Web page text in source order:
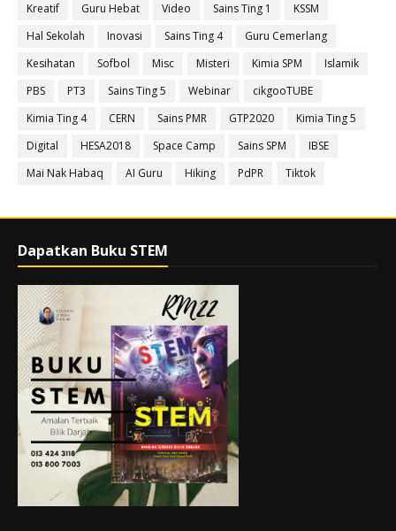
Kreatif
Guru Hebat Video Sains Ting 1
KSSM
Hal Sekolah
Inovasi Sains Ting 4
Guru Cemerlang
Kesihatan
Sofbol Misc Misteri Kimia SPM
Islamik
PBS
PT3 Sains Ting 5 Webinar
cikgooTUBE
Kimia Ting 4
CERN Sains PMR GTP2020
Kimia Ting 5
Digital
HESA2018 Space Camp Sains SPM
IBSE
Mai Nak Habaq
AI Guru Hiking PdPR Tiktok
Dapatkan Buku STEM